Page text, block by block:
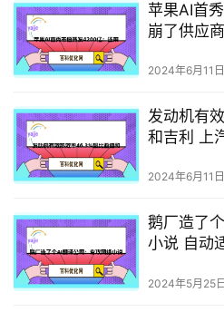
苹果AI首
崩了供应商
2024年6月11日
发动机有
和吉利 上
2024年6月11日
鹅厂造了
小说 自动
2024年5月25日